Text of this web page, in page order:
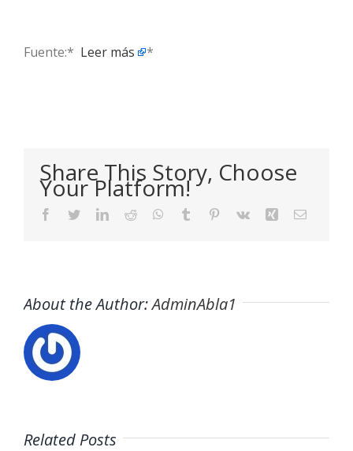
Fuente:* ​ Leer más *
Share This Story, Choose
Your Platform!
Facebook
TwitterLinkedIn
Reddit WhatsApp
Tumblr Pinterest
Vk Xing Email
About the Author:AdminAbla1
Related Posts